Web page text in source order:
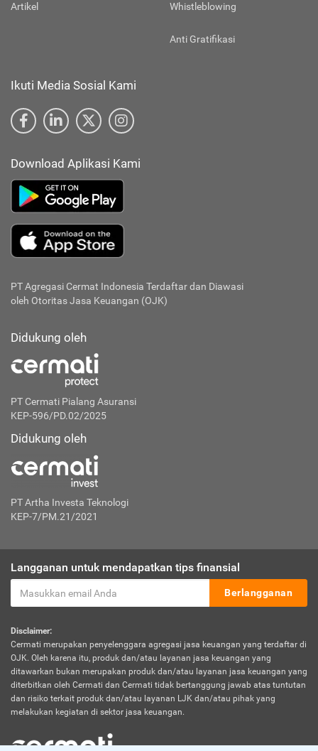
Artikel Whistleblowing
Anti Gratifikasi
Ikuti Media Sosial Kami
Download Aplikasi Kami
PT Agregasi Cermat Indonesia Terdaftar dan Diawasi
oleh Otoritas Jasa Keuangan (OJK)
Didukung oleh
PT Cermati Pialang Asuransi
KEP-596/PD.02/2025
Didukung oleh
PT Artha Investa Teknologi
KEP-7/PM.21/2021
Langganan untuk mendapatkan tips finansial
Berlangganan
Disclaimer:
Cermati merupakan penyelenggara agregasi jasa keuangan yang terdaftar di
OJK. Oleh karena itu, produk dan/atau layanan jasa keuangan yang
ditawarkan bukan merupakan produk dan/atau layanan jasa keuangan yang
diterbitkan oleh Cermati dan Cermati tidak bertanggung jawab atas tuntutan
dan risiko terkait produk dan/atau layanan LJK dan/atau pihak yang
melakukan kegiatan di sektor jasa keuangan.